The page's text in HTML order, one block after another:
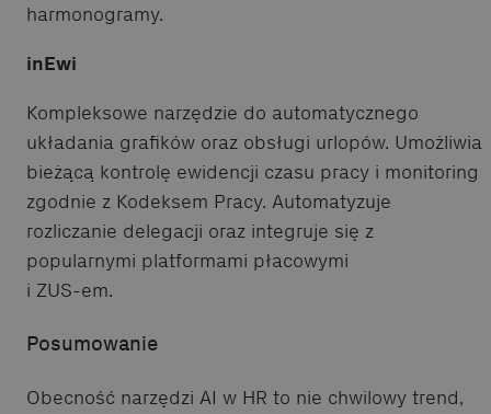
harmonogramy.
inEwi
Kompleksowe narzędzie do automatycznego
układania grafików oraz obsługi urlopów. Umożliwia
bieżącą kontrolę ewidencji czasu pracy i monitoring
zgodnie z Kodeksem Pracy. Automatyzuje
rozliczanie delegacji oraz integruje się z
popularnymi platformami płacowymi
i ZUS-em.
Posumowanie
Obecność narzędzi AI w HR to nie chwilowy trend,